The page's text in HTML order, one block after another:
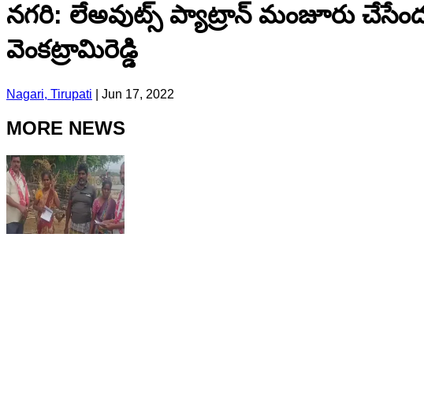
నగరి: లేఅవుట్స్ ప్యాట్రాన్ మంజూరు
వెంకట్రామిరెడ్డి
Nagari, Tirupati Jun 17, 2022
MORE NEWS